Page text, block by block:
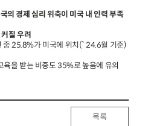
의 경제 심리 위축이 미국 내 인력 부족
질 우려
25.8%가 미국에 위치(`24.6월 기준)
육을 받는 비중도 35%로 높음에 유의
목록